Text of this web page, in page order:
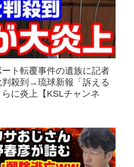
ート転覆事件の遺族に記者
判殺到→琉球新報「訴える
に炎上【KSLチャンネ